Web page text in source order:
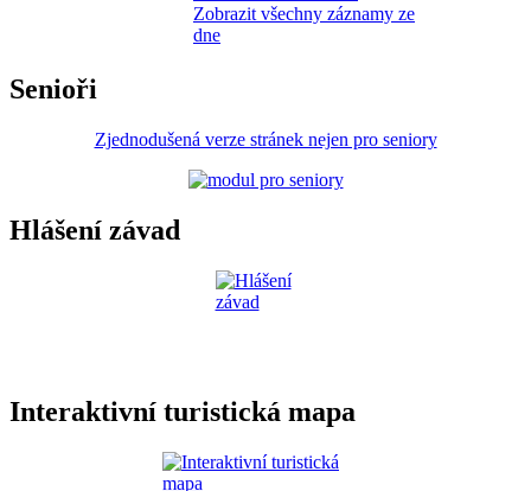
Zobrazit všechny záznamy ze
dne
Senioři
Zjednodušená verze stránek nejen pro seniory
Hlášení závad
Interaktivní turistická mapa